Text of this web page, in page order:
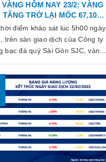
HÔM NAY 23/2: VÀNG
TĂNG TRỞ LẠI MỐC 67,10
ĐỒNG
điểm khảo sát lúc 5h00 ngày
trên sàn giao dịch của Công ty
bạc đá quý Sài Gòn SJC, vàng
vào và 67,10 triệu đồng/lượng